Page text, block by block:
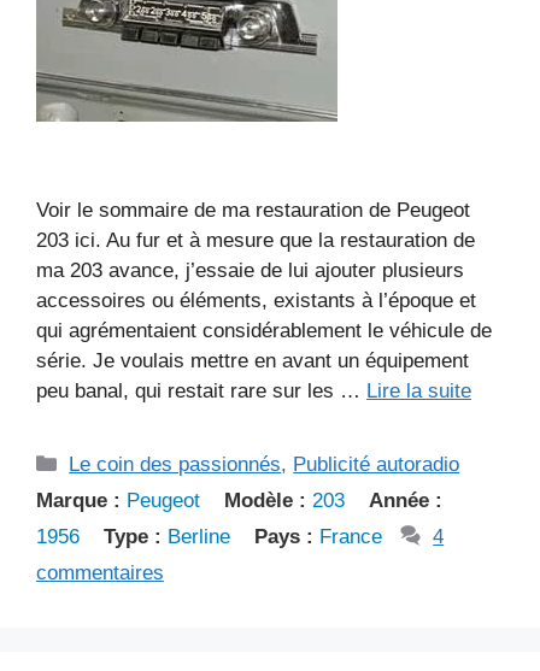
Voir le sommaire de ma restauration de Peugeot
203 ici. Au fur et à mesure que la restauration de
ma 203 avance, j’essaie de lui ajouter plusieurs
accessoires ou éléments, existants à l’époque et
qui agrémentaient considérablement le véhicule de
série. Je voulais mettre en avant un équipement
peu banal, qui restait rare sur les … Lire la suite
Catégories
Le coin des passionnés, Publicité autoradio
Marque : Peugeot Modèle : 203
Année :
1956
Type : Berline Pays : France
4
commentaires